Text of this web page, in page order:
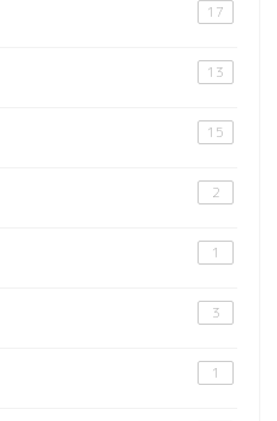
17
13
15
2
1
3
1